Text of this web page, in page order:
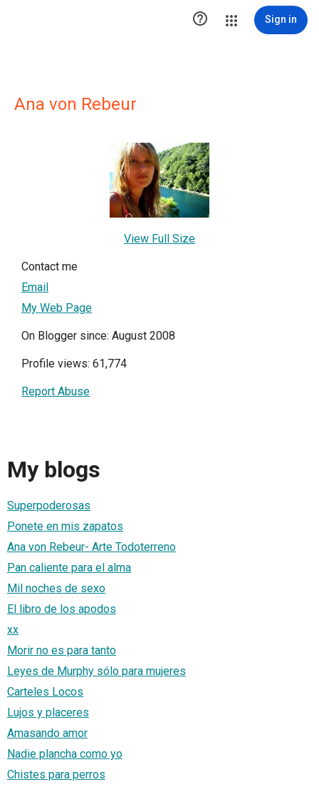
 Sign in
Ana von Rebeur
View Full Size
Contact me
Email
My Web Page
On Blogger since: August 2008
Profile views: 61,774
Report Abuse
My blogs
Superpoderosas
Ponete en mis zapatos
Ana von Rebeur- Arte Todoterreno
Pan caliente para el alma
Mil noches de sexo
El libro de los apodos
xx
Morir no es para tanto
Leyes de Murphy sólo para mujeres
Carteles Locos
Lujos y placeres
Amasando amor
Nadie plancha como yo
Chistes para perros